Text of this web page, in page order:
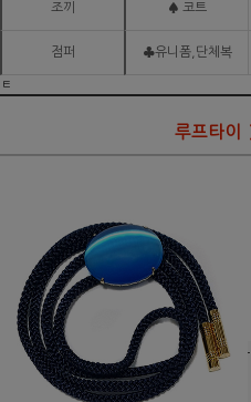
조끼 ♠ 코트
점퍼 ♣유니폼,단체복
ㅌ
루프타이